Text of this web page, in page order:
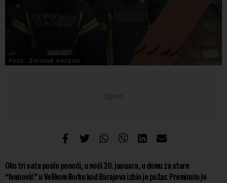
Foto: Snimak ekrana
Oko tri sata posle ponoći, u noći 20. januara, u domu za stare
“Ivanović” u Velikom Borku kod Barajeva izbio je požar. Preminulo je